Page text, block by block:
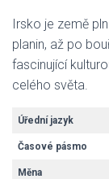
Irsko je země
planin, až po
fascinující
celého světa.
Úřední jazyk
Časové pásmo
Měna